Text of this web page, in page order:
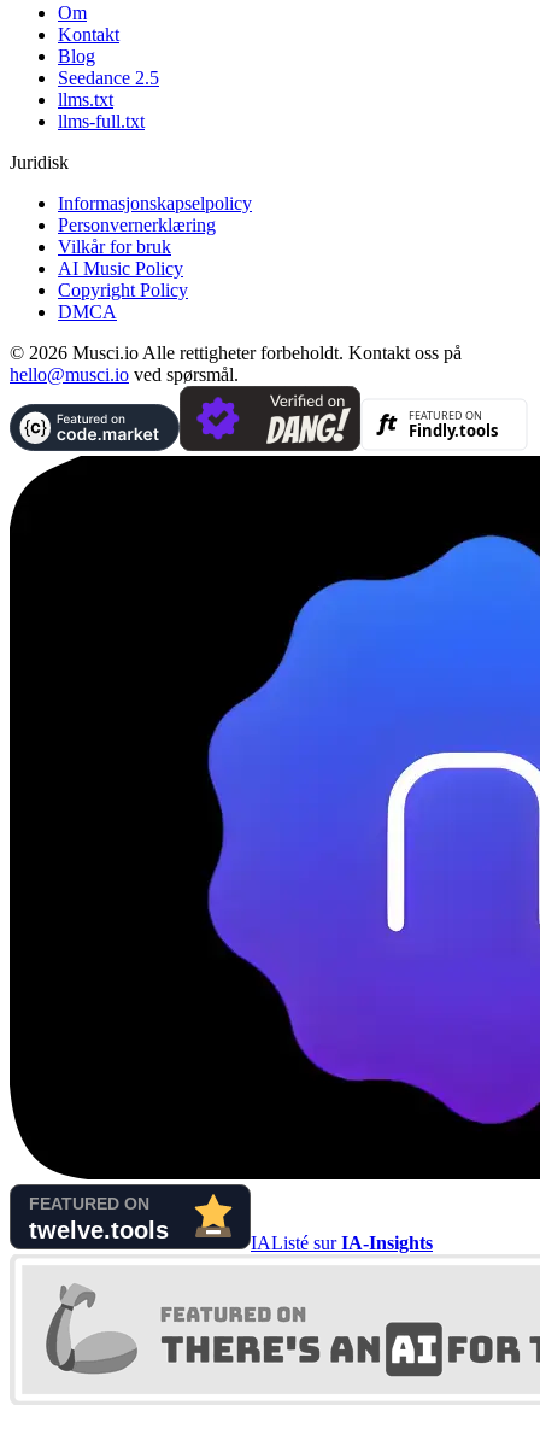
Om
Kontakt
Blog
Seedance 2.5
llms.txt
llms-full.txt
Juridisk
Informasjonskapselpolicy
Personvernerklæring
Vilkår for bruk
AI Music Policy
Copyright Policy
DMCA
© 2026 Musci.io Alle rettigheter forbeholdt. Kontakt oss på
hello@musci.io ved spørsmål.
IAListé surIA-Insights